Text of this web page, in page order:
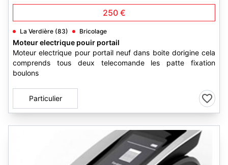
250 €
La Verdière (83) Bricolage
Moteur electrique pouir portail
Moteur electrique pour portail neuf dans boite dorigine cela
comprends tous deux telecomande les patte fixation
boulons
Particulier